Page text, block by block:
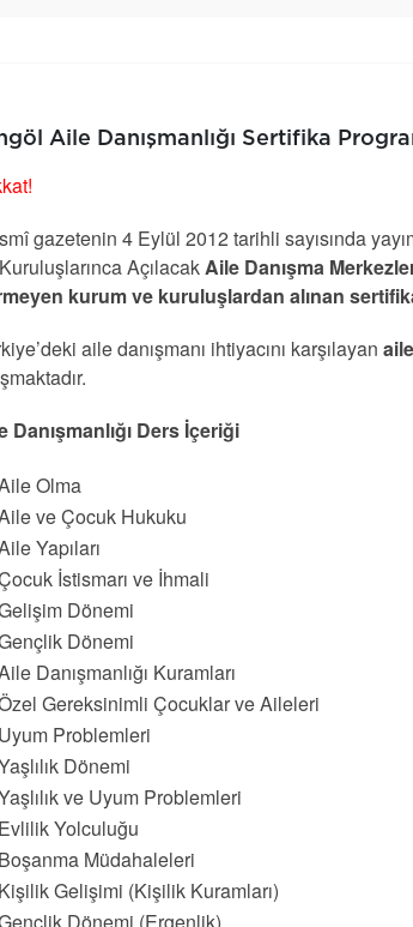
Aile Danışmanlığı Sertifika
gazetenin 4 Eylül 2012 tarihli sayısında
Açılacak Aile Danışma
kurum ve kuruluşlardan alınan
aile danışmanı ihtiyacını karşılayan
Danışmanlığı Ders İçeriği
Olma
ve Çocuk Hukuku
Yapıları
İstismarı ve İhmali
Dönemi
Dönemi
Danışmanlığı Kuramları
Gereksinimli Çocuklar ve Aileleri
Uyum Problemleri
Dönemi
ve Uyum Problemleri
Evlilik Yolculuğu
Boşanma Müdahaleleri
Kişilik Gelişimi (Kişilik Kuramları)
Dönemi (Ergenlik)